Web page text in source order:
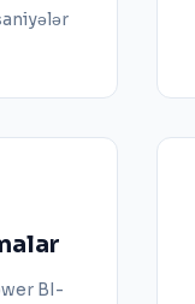
BI-